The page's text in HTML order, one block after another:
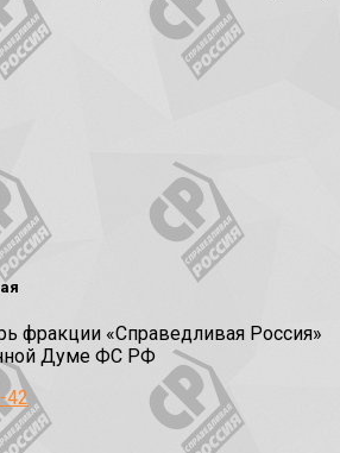
фракции «Справедливая Россия»
Думе ФС РФ
42